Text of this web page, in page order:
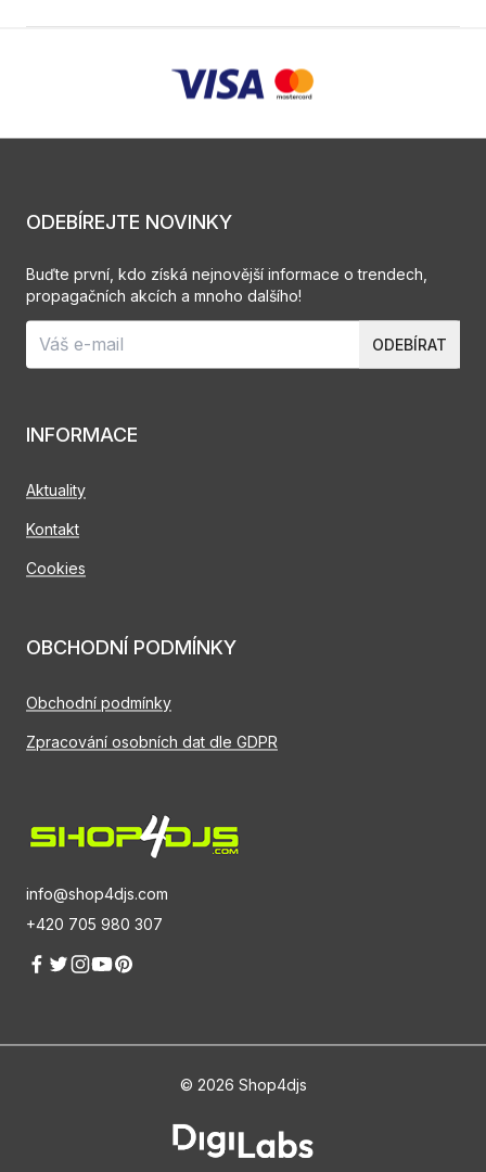
info@shop4djs.com
+420 705 980 307
INFORMACE
Aktuality
Kontakt
Cookies
OBCHODNÍ PODMÍNKY
Obchodní podmínky
Zpracování osobních dat dle GDPR
ODEBÍREJTE NOVINKY
Buďte první, kdo získá nejnovější informace o trendech,
propagačních akcích a mnoho dalšího!
ODEBÍRAT
© 2026 Shop4djs